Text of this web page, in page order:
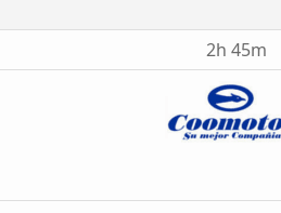
2h 45m